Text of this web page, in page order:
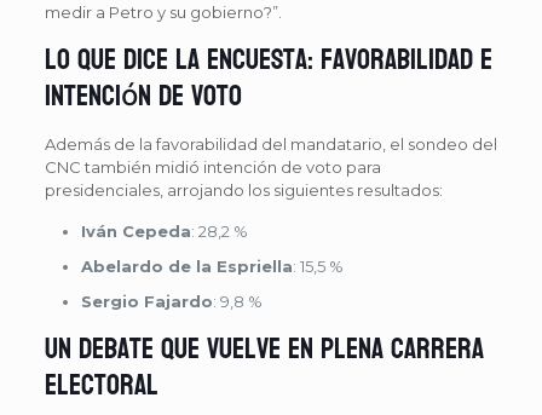
medir a Petro y su gobierno?”.
Lo que dice la encuesta: favorabilidad e
intención de voto
Además de la favorabilidad del mandatario, el sondeo del
CNC también midió intención de voto para
presidenciales, arrojando los siguientes resultados:
Iván Cepeda: 28,2 %
Abelardo de la Espriella: 15,5 %
Sergio Fajardo: 9,8 %
Un debate que vuelve en plena carrera
electoral